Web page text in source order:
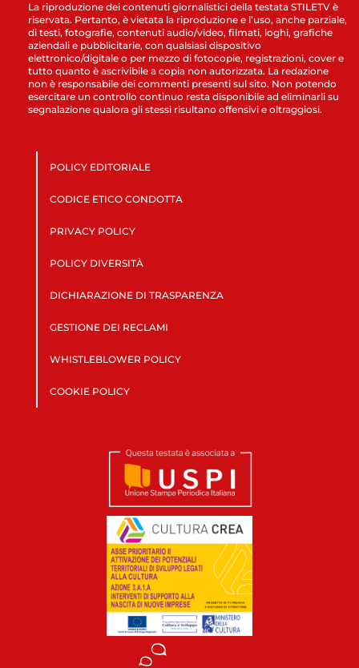
La riproduzione dei contenuti giornalistici della testata STILETV è
riservata. Pertanto, è vietata la riproduzione e l’uso, anche parziale,
di testi, fotografie, contenuti audio/video, filmati, loghi, grafiche
aziendali e pubblicitarie, con qualsiasi dispositivo
elettronico/digitale o per mezzo di fotocopie, registrazioni, cover e
tutto quanto è ascrivibile a copia non autorizzata. La redazione
non è responsabile dei commenti presenti sul sito. Non potendo
esercitare un controllo continuo resta disponibile ad eliminarli su
segnalazione qualora gli stessi risultano offensivi e oltraggiosi.
POLICY EDITORIALE
CODICE ETICO CONDOTTA
PRIVACY POLICY
POLICY DIVERSITÀ
DICHIARAZIONE DI TRASPARENZA
GESTIONE DEI RECLAMI
WHISTLEBLOWER POLICY
COOKIE POLICY